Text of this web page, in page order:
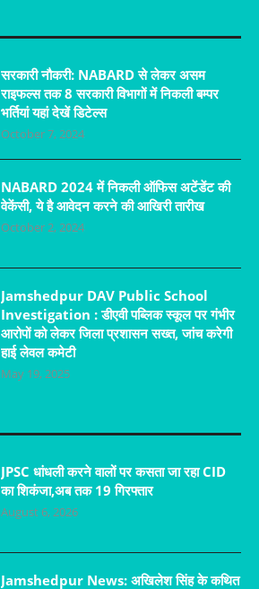
सरकारी नौकरी: NABARD से लेकर असम
राइफल्स तक 8 सरकारी विभागों में निकली बम्पर
भर्तियां यहां देखें डिटेल्स
October 7, 2024
NABARD 2024 में निकली ऑफिस अटेंडेंट की
वेकेंसी, ये है आवेदन करने की आखिरी तारीख
October 2, 2024
Jamshedpur DAV Public School
Investigation : डीएवी पब्लिक स्कूल पर गंभीर
आरोपों को लेकर जिला प्रशासन सख्त, जांच करेगी
हाई लेवल कमेटी
May 19, 2025
JPSC धांधली करने वालों पर कसता जा रहा CID
का शिकंजा,अब तक 19 गिरफ्तार
August 6, 2026
Jamshedpur News: अखिलेश सिंह के कथित